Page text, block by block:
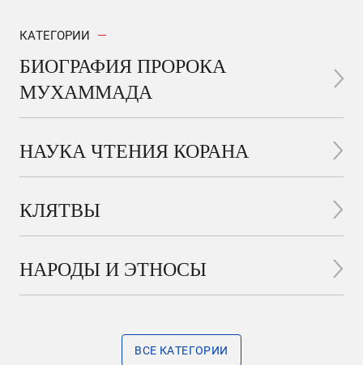
КАТЕГОРИИ
БИОГРАФИЯ ПРОРОКА
МУХАММАДА
НАУКА ЧТЕНИЯ КОРАНА
КЛЯТВЫ
НАРОДЫ И ЭТНОСЫ
ВСЕ КАТЕГОРИИ